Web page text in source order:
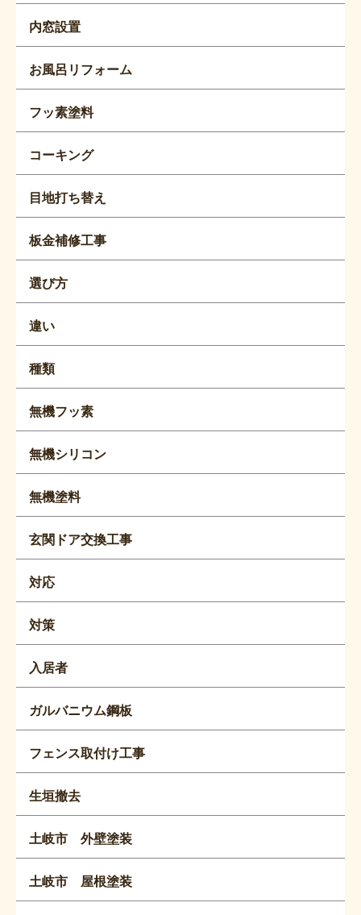
内窓設置
お風呂リフォーム
フッ素塗料
コーキング
目地打ち替え
板金補修工事
選び方
違い
種類
無機フッ素
無機シリコン
無機塗料
玄関ドア交換工事
対応
対策
入居者
ガルバニウム鋼板
フェンス取付け工事
生垣撤去
土岐市 外壁塗装
土岐市 屋根塗装